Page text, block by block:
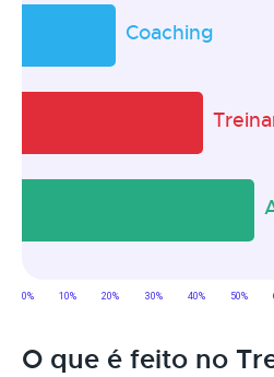
O que é feito no